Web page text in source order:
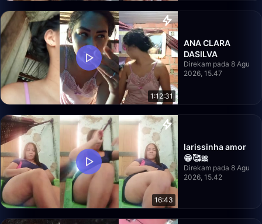
1:12:31
ANA CLARA
DASILVA
Direkam pada 8 Agu
2026, 15.47
16:43
larissinha amor
😁🥰🎀
Direkam pada 8 Agu
2026, 15.42